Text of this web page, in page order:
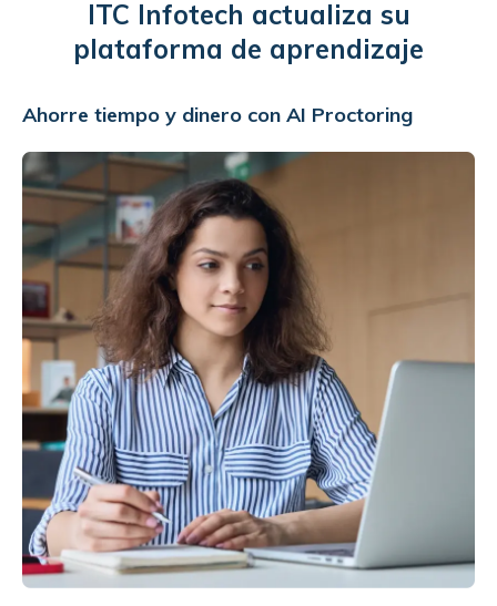
ITC Infotech actualiza su
plataforma de aprendizaje
Ahorre tiempo y dinero con AI Proctoring